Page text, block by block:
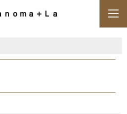
ｎｏｍａ＋Ｌａ